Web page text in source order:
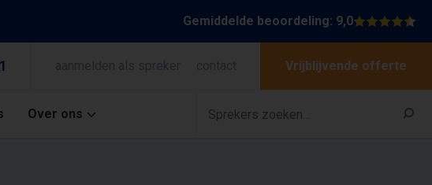
Gemiddelde beoordeling: 9,0
Vrijblijvende offerte
Over ons